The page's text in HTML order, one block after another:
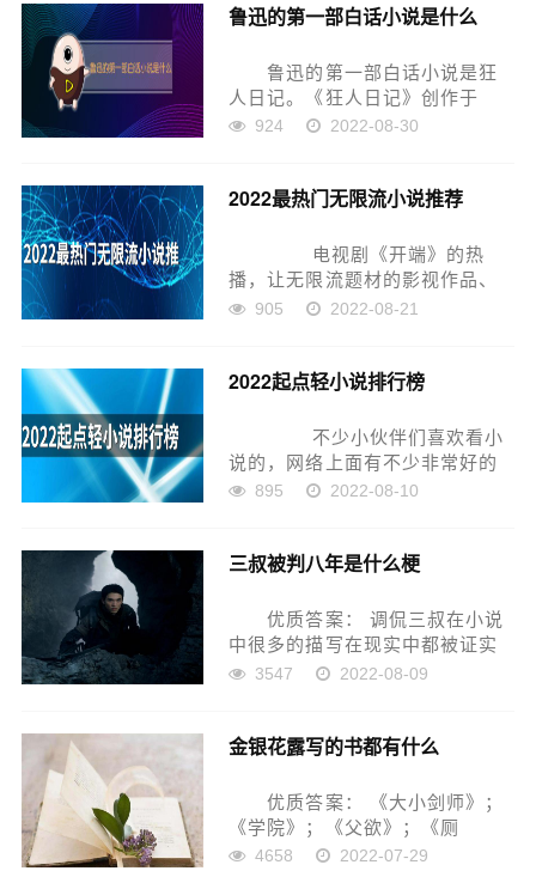
鲁迅的第一部白话小说是什么
鲁迅的第一部白话小说是狂
人日记。《狂人日记》创作于
1918年4月，是中国文学转型期的
以革命民主主义立场对中国的文
924 2022-08-30
2022最热门无限流小说推荐
电视剧《开端》的热
播，让无限流题材的影视作品、
小说都有了更高的热度，今天小
2022最热门无限流小说推荐
905 2022-08-21
2022起点轻小说排行榜
不少小伙伴们喜欢看小
说的，网络上面有不少非常好的
小说作品，今天小编给大家盘点
们可千万不要错过了哦。
895 2022-08-10
三叔被判八年是什么梗
优质答案： 调侃三叔在小说
中很多的描写在现实中都被证实
了， 这个梗其实就是调侃三
3547 2022-08-09
金银花露写的书都有什么
优质答案： 《大小剑师》；
《学院》；《父欲》；《厕
所》；《困苦人生路》；《乐
4658 2022-07-29